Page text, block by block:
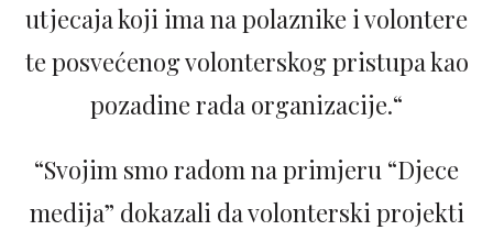
utjecaja koji ima na polaznike i volontere
te posvećenog volonterskog pristupa kao
pozadine rada organizacije.“
“Svojim smo radom na primjeru “Djece
medija” dokazali da volonterski projekti